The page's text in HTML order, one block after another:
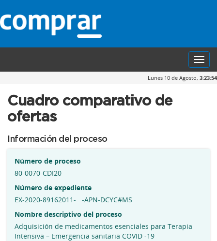
Lunes 10 de Agosto, 3:23:55
Cuadro comparativo de
ofertas
Información del proceso
Número de proceso
80-0070-CDI20
Número de expediente
EX-2020-89162011- -APN-DCYC#MS
Nombre descriptivo del proceso
Adquisición de medicamentos esenciales para Terapia
Intensiva – Emergencia sanitaria COVID -19